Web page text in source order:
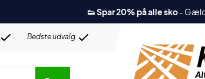
👟 Spar 20% på alle sko-
Bedste udvalg